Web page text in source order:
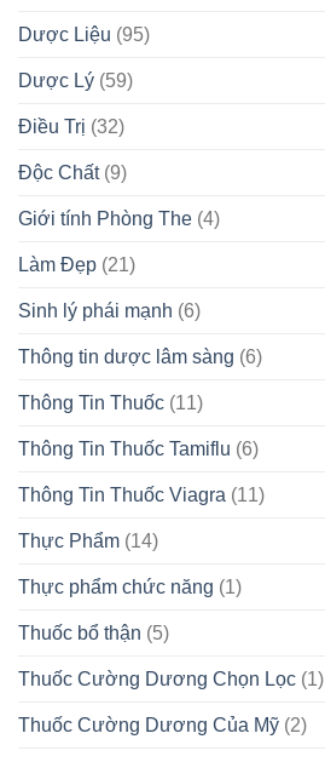
Dược Liệu (95)
Dược Lý (59)
Điều Trị (32)
Độc Chất(9)
Giới tính Phòng The (4)
Làm Đẹp (21)
Sinh lý phái mạnh (6)
Thông tin dược lâm sàng (6)
Thông Tin Thuốc (11)
Thông Tin Thuốc Tamiflu (6)
Thông Tin Thuốc Viagra (11)
Thực Phẩm (14)
Thực phẩm chức năng (1)
Thuốc bổ thận (5)
Thuốc Cường Dương Chọn Lọc (1)
Thuốc Cường Dương Của Mỹ (2)